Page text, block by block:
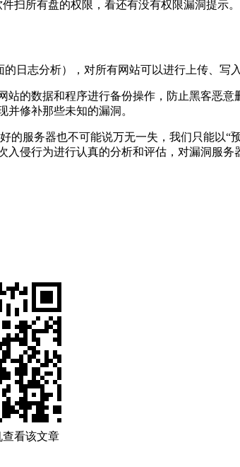
扫所有盘的权限，看还有没有权限漏洞提示。
日志分析），对所有网站可以进行上传、写
的数据和程序进行备份操作，防止黑客恶
修补那些未知的漏洞。
服务器也不可能说万无一失，我们只能以“
侵行为进行认真的分析和评估，对漏洞服
看该文章